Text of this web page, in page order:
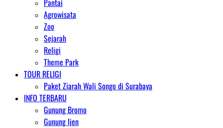
Pantai
Agrowisata
Zoo
Sejarah
Religi
Theme Park
TOUR RELIGI
Paket Ziarah Wali Songo di Surabaya
INFO TERBARU
Gunung Bromo
Gunung Ijen